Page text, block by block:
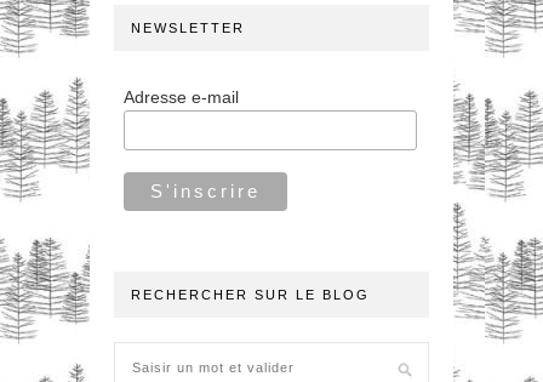
NEWSLETTER
Adresse e-mail
RECHERCHER SUR LE BLOG